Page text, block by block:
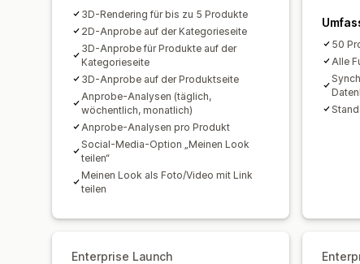
3D-Rendering für bis zu 5 Produkte
2D-Anprobe auf der Kategorieseite
3D-Anprobe für Produkte auf der
Kategorieseite
3D-Anprobe auf der Produktseite
Anprobe-Analysen (täglich,
wöchentlich, monatlich)
Anprobe-Analysen pro Produkt
Social-Media-Option „Meinen Look
teilen“
Meinen Look als Foto/Video mit Link
teilen
50
Alle
Enterprise Launch